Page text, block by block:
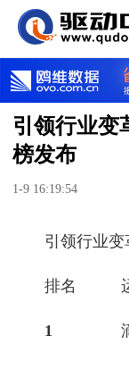
引领行业变
榜发布
1-9 16:19:54
引领行业变
排名
1